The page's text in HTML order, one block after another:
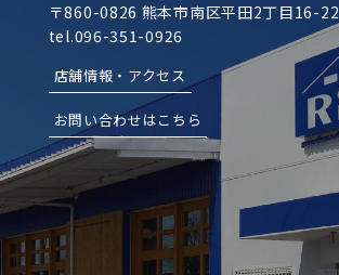
〒860-0826 熊本市南区平田2丁目16-22
tel.096-351-0926
店舗情報・アクセス
お問い合わせはこちら